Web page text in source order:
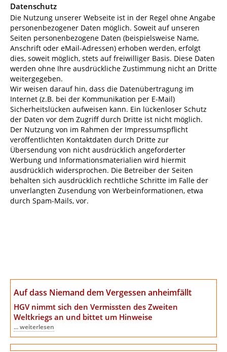
Datenschutz
Die Nutzung unserer Webseite ist in der Regel ohne Angabe
personenbezogener Daten möglich. Soweit auf unseren
Seiten personenbezogene Daten (beispielsweise Name,
Anschrift oder eMail-Adressen) erhoben werden, erfolgt
dies, soweit möglich, stets auf freiwilliger Basis. Diese Daten
werden ohne Ihre ausdrückliche Zustimmung nicht an Dritte
weitergegeben.
Wir weisen darauf hin, dass die Datenübertragung im
Internet (z.B. bei der Kommunikation per E-Mail)
Sicherheitslücken aufweisen kann. Ein lückenloser Schutz
der Daten vor dem Zugriff durch Dritte ist nicht möglich.
Der Nutzung von im Rahmen der Impressumspflicht
veröffentlichten Kontaktdaten durch Dritte zur
Übersendung von nicht ausdrücklich angeforderter
Werbung und Informationsmaterialien wird hiermit
ausdrücklich widersprochen. Die Betreiber der Seiten
behalten sich ausdrücklich rechtliche Schritte im Falle der
unverlangten Zusendung von Werbeinformationen, etwa
durch Spam-Mails, vor.
Auf dass Niemand dem Vergessen anheimfällt
HGV nimmt sich den Vermissten des Zweiten
Weltkriegs an und bittet um Hinweise
... weiterlesen